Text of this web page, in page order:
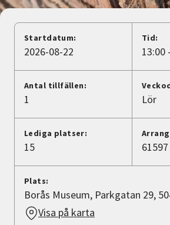
Nyheter
Avdelningar
Lyssna
Startdatum:
2026-08-22
Tid:
13:00
Antal tillfällen:
1 Lör
Lediga platser:
15 61597
Plats:
Borås Museum, Parkgatan 29,
Visa på karta